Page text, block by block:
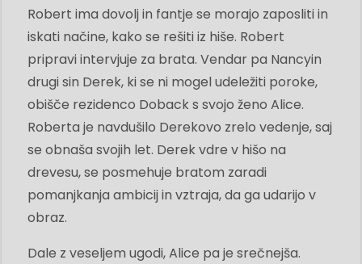
Robert ima dovolj in fantje se morajo zaposliti in
iskati načine, kako se rešiti iz hiše. Robert
pripravi intervjuje za brata. Vendar pa Nancyin
drugi sin Derek, ki se ni mogel udeležiti poroke,
obišče rezidenco Doback s svojo ženo Alice.
Roberta je navdušilo Derekovo zrelo vedenje, saj
se obnaša svojih let. Derek vdre v hišo na
drevesu, se posmehuje bratom zaradi
pomanjkanja ambicij in vztraja, da ga udarijo v
obraz.
Dale z veseljem ugodi, Alice pa je srečnejša.